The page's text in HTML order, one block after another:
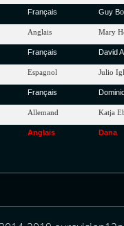
Français Guy
Anglais Mary
Français David
Espagnol Julio
Français
Allemand Katja
Anglais Dana